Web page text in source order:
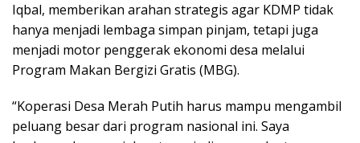
Iqbal, memberikan arahan strategis agar KDMP tidak
hanya menjadi lembaga simpan pinjam, tetapi juga
menjadi motor penggerak ekonomi desa melalui
Program Makan Bergizi Gratis (MBG).
“Koperasi Desa Merah Putih harus mampu mengambil
peluang besar dari program nasional ini. Saya